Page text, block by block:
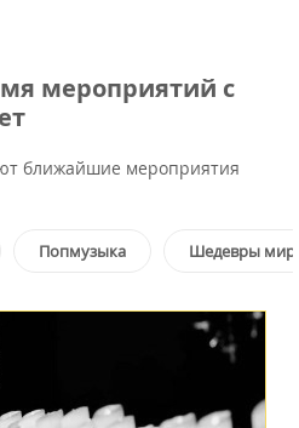
мероприятий с
ближайшие мероприятия
Попмузыка Шедевры